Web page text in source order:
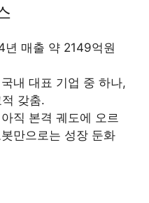
년 매출 약 2149억원
내 대표 기업 중 하나,
갖춤.
직 본격 궤도에 오르
만으로는 성장 둔화